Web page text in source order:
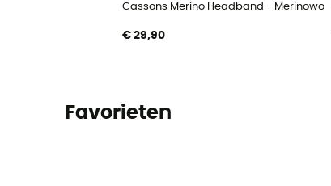
Cassons Merino Headband - Merinowol
€ 29,90
Favorieten